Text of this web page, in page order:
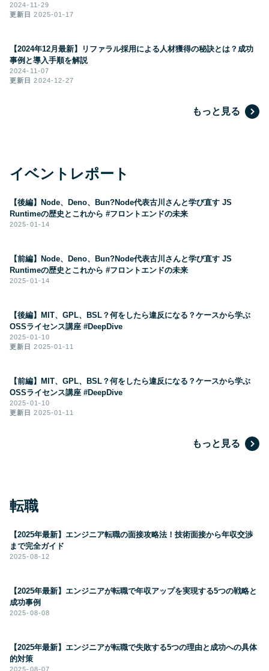
2024-11-29
更新日2025-01-17
【2024年12月最新】リファラル採用による人材獲得の秘訣とは？成功
事例と導入手順を解説
2024-11-07
更新日2024-12-27
もっと見る
イベントレポート
【後編】Node、Deno、Bun?Node代表古川さんと学び直す JS
Runtimeの歴史とこれから #フロントエンドの未来
2025-01-14
【前編】Node、Deno、Bun?Node代表古川さんと学び直す JS
Runtimeの歴史とこれから #フロントエンドの未来
2025-01-14
【後編】MIT、GPL、BSL？何をしたら違反になる？ケースから学ぶ
OSSライセンス講座 #DeepDive
2025-01-10
更新日2025-01-11
【前編】MIT、GPL、BSL？何をしたら違反になる？ケースから学ぶ
OSSライセンス講座 #DeepDive
2025-01-10
更新日2025-01-11
もっと見る
転職
【2025年最新】エンジニア転職の面接攻略法！技術面接から年収交渉
まで完全ガイド
2025-08-12
【2025年最新】エンジニアが転職で年収アップを実現する5つの戦略と
成功事例
2025-08-08
【2025年最新】エンジニアが転職で失敗する5つの理由と成功への具体
的対策
2025-08-07